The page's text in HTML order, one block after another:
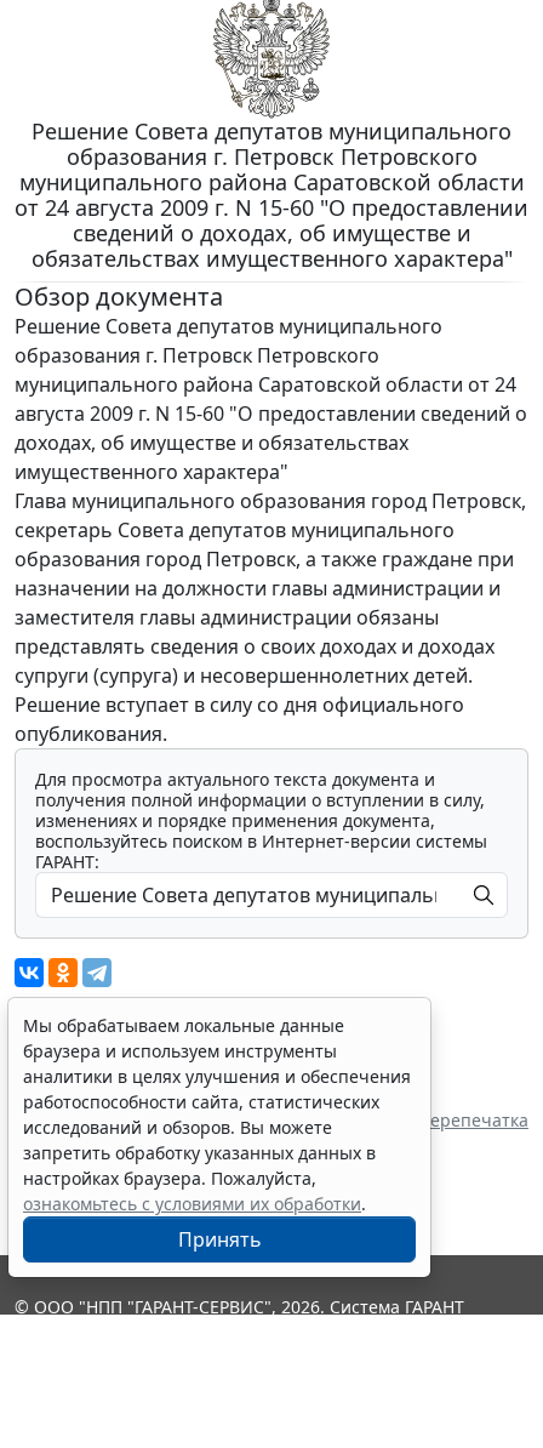
Решение Совета депутатов муниципального
образования г. Петровск Петровского
муниципального района Саратовской области
от 24 августа 2009 г. N 15-60 "О предоставлении
сведений о доходах, об имуществе и
обязательствах имущественного характера"
Обзор документа
Решение Совета депутатов муниципального
образования г. Петровск Петровского
муниципального района Саратовской области от 24
августа 2009 г. N 15-60 "О предоставлении сведений о
доходах, об имуществе и обязательствах
имущественного характера"
Глава муниципального образования город Петровск,
секретарь Совета депутатов муниципального
образования город Петровск, а также граждане при
назначении на должности главы администрации и
заместителя главы администрации обязаны
представлять сведения о своих доходах и доходах
супруги (супруга) и несовершеннолетних детей.
Решение вступает в силу со дня официального
опубликования.
Для просмотра актуального текста документа и
получения полной информации о вступлении в силу,
изменениях и порядке применения документа,
воспользуйтесь поиском в Интернет-версии системы
ГАРАНТ:
Показать все материалы
Источник:
Совет депутатов муниципального образования
г. Петровск
Перепечатка
Мы обрабатываем локальные данные
браузера и используем инструменты
аналитики в целях улучшения и обеспечения
работоспособности сайта, статистических
исследований и обзоров. Вы можете
запретить обработку указанных данных в
настройках браузера. Пожалуйста,
ознакомьтесь с условиями их обработки.
Принять
© ООО "НПП "ГАРАНТ-СЕРВИС", 2026. Система ГАРАНТ